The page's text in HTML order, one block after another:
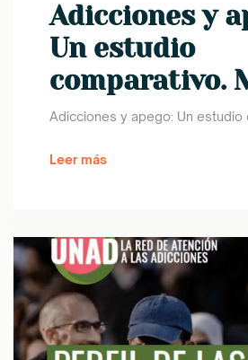
Adicciones y
Un estudio
comparativo.
Adicciones y apego: Un estudio
Leer más